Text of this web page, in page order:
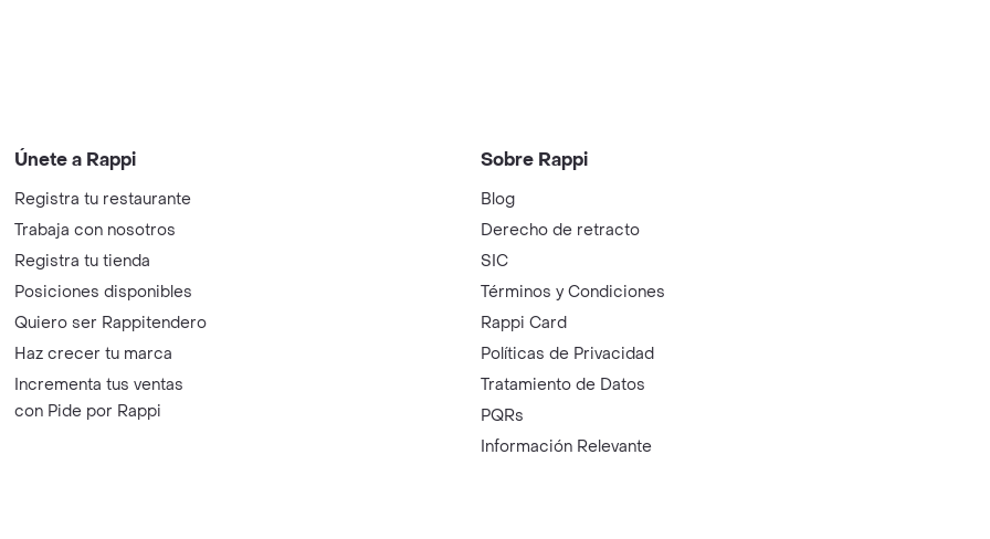
Únete a Rappi
Registra tu restaurante
Trabaja con nosotros
Registra tu tienda
Posiciones disponibles
Quiero ser Rappitendero
Haz crecer tu marca
Incrementa tus ventas
con Pide por Rappi
Sobre Rappi
Blog
Derecho de retracto
SIC
Términos y Condiciones
Rappi Card
Políticas de Privacidad
Tratamiento de Datos
PQRs
Información Relevante